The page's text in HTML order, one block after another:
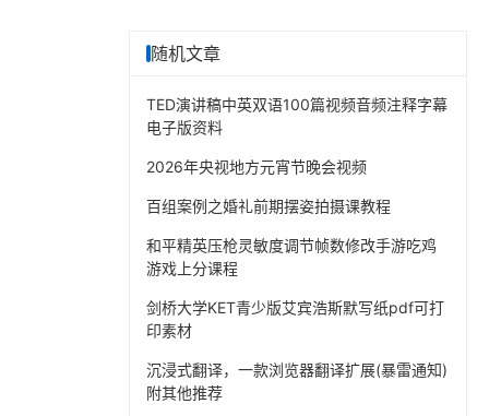
随机文章
TED演讲稿中英双语100篇视频音频注释字幕
电子版资料
2026年央视地方元宵节晚会视频
百组案例之婚礼前期摆姿拍摄课教程
和平精英压枪灵敏度调节帧数修改手游吃鸡
游戏上分课程
剑桥大学KET青少版艾宾浩斯默写纸pdf可打
印素材
沉浸式翻译，一款浏览器翻译扩展(暴雷通知)
附其他推荐